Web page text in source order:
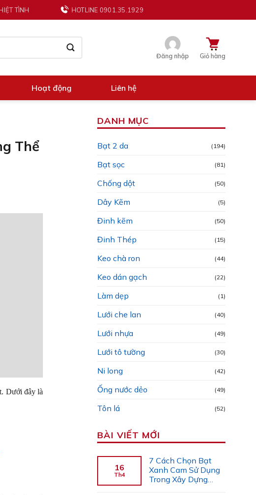
TÌNH HOTLINE 0901.35.1929
Đăng nhập Giỏ hàng
Hoạt động Liên hệ
Thể
Dưới đây là
DANH MỤC
Bạt 2 da (194)
Bạt sọc (81)
Chống dột (50)
Dây Kẽm (5)
Đinh kẽm (50)
Đinh Thép (15)
Keo chà ron (44)
Keo dán gạch (22)
Làm dẹp (1)
Lưới che lan (40)
Lưới nhựa (49)
Lưới tô tường (30)
Ni long (42)
Ống nước dẻo (49)
Tôn lá (52)
BÀI VIẾT MỚI
16
Th4
7 Cách Chọn Bạt
Xanh Cam Sử Dụng
Trong Xây Dựng